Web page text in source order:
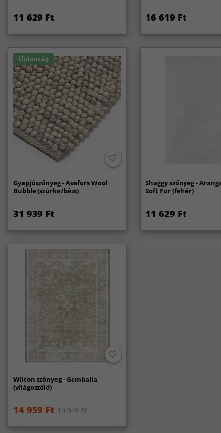
11 629 Ft 16 619 Ft
Újdonság
Gyapjúszőnyeg - Avafors Wool
Bubble (szürke/bézs)
31 939 Ft
Shaggy szőnyeg -
Soft Fur (fehér)
11 629 Ft
Wilton szőnyeg - Gombalia
(világoszöld)
14 959 Ft 19 949 Ft